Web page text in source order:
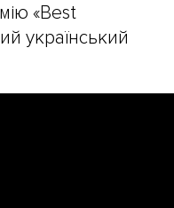
«Best
український